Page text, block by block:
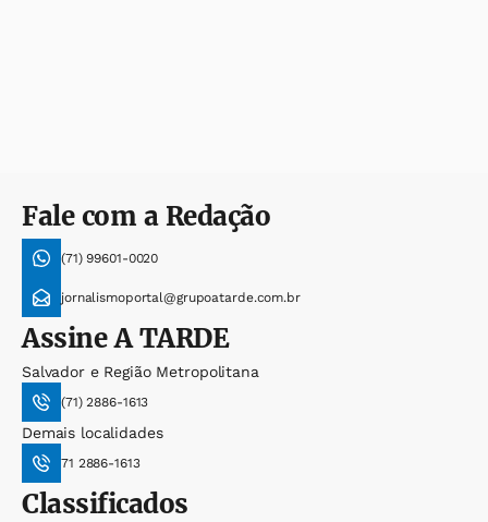
Fale com a Redação
(71) 99601-0020
jornalismoportal@grupoatarde.com.br
AssineA TARDE
Salvador e Região Metropolitana
(71) 2886-1613
Demais localidades
71 2886-1613
Classificados